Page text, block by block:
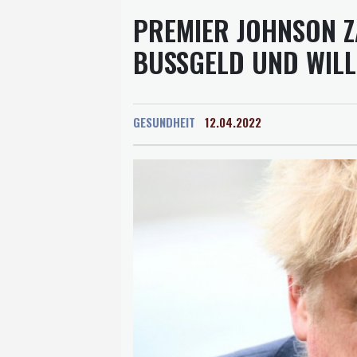
PREMIER JOHNSON
BUSSGELD UND
GESUNDHEIT 12.04.2022